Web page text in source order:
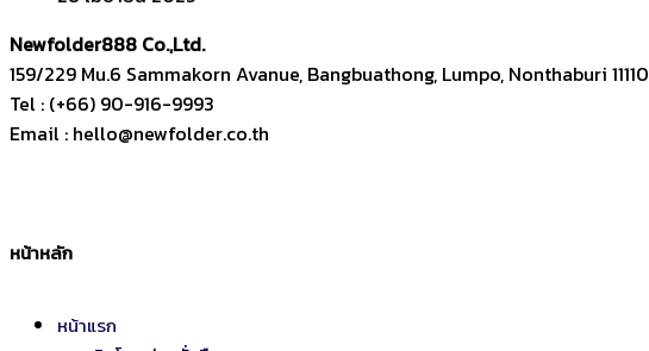
Newfolder888 Co.,Ltd.
159/229 Mu.6 Sammakorn Avanue, Bangbuathong, Lumpo, Nonthaburi 11110
Tel : (+66) 90-916-9993
Email : hello@newfolder.co.th
หน้าหลัก
หน้าแรก